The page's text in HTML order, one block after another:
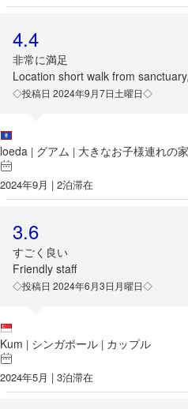
4.4
非常に満足
Location short walk from
◇投稿日 2024年9月7日土曜日◇
loeda | グアム | 大きなお子様連れの
2024年9月 | 2泊滞在
3.6
すごく良い
Friendly staff
◇投稿日 2024年6月3日月曜日◇
Kum | シンガポール | カップル
2024年5月 | 3泊滞在